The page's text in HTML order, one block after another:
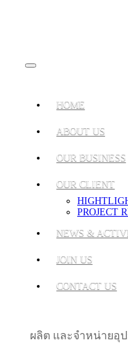
HOME
ABOUT US
OUR BUSINESS
OUR CLIENT
PROJECT
NEWS &
JOIN US
CONTACT US
ผลิต และจำหน่ายอุ